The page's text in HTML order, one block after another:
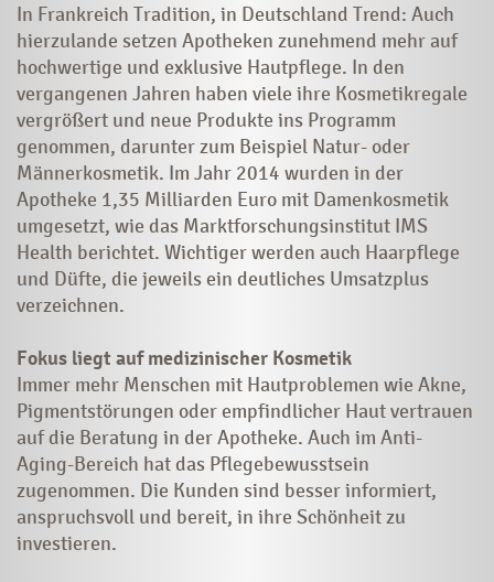
In Frankreich Tradition, in Deutschland Trend: Auch
hierzulande setzen Apotheken zunehmend mehr auf
hochwertige und exklusive Hautpflege. In den
vergangenen Jahren haben viele ihre Kosmetikregale
vergrößert und neue Produkte ins Programm
genommen, darunter zum Beispiel Natur- oder
Männerkosmetik. Im Jahr 2014 wurden in der
Apotheke 1,35 Milliarden Euro mit Damenkosmetik
umgesetzt, wie das Marktforschungsinstitut IMS
Health berichtet. Wichtiger werden auch Haarpflege
und Düfte, die jeweils ein deutliches Umsatzplus
verzeichnen.
Fokus liegt auf medizinischer Kosmetik
Immer mehr Menschen mit Hautproblemen wie Akne,
Pigmentstörungen oder empfind­licher Haut vertrauen
auf die Beratung in der Apotheke. Auch im Anti-
Aging-Bereich hat das Pflegebewusstsein
zugenommen. Die Kunden sind besser ­­informiert,
anspruchsvoll und bereit, in ihre Schönheit zu
investieren.